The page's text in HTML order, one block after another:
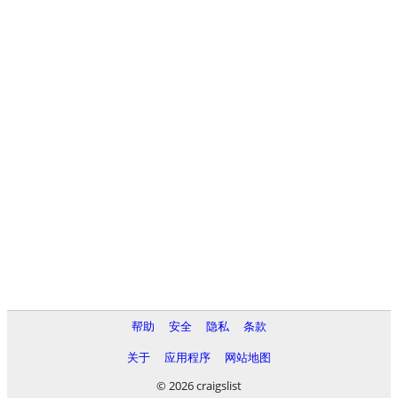
帮助 安全 隐私
条款
关于
应用程序
网站地图
© 2026 craigslist